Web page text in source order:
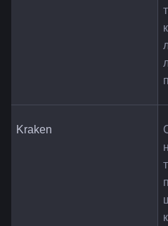
Kraken